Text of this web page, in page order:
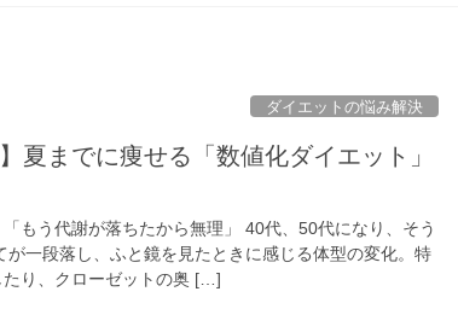
ダイエットの悩み解決
夏までに痩せる「数値化ダイエット」
もう代謝が落ちたから無理」 40代、50代になり、そう
一段落し、ふと鏡を見たときに感じる体型の変化。特
り、クローゼットの奥 […]